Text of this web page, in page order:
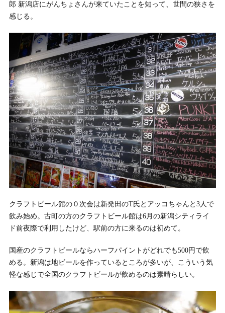
郎 新潟店にがんちょさんが来ていたことを知って、世間の狭さを
感じる。
クラフトビール館の０次会は新発田のT氏とアッコちゃんと3人で
飲み始め。古町の方のクラフトビール館は6月の新潟シティライ
ド前夜際で利用したけど、駅前の方に来るのは初めて。
国産のクラフトビールならハーフパイントがどれでも500円で飲
める。新潟は地ビールを作っているところが多いが、こういう気
軽な感じで全国のクラフトビールが飲めるのは素晴らしい。